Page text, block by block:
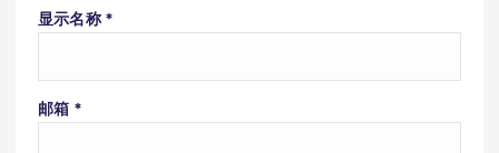
显示名称 *
邮箱 *